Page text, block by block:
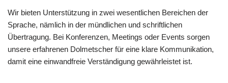
Wir bieten Unterstützung in zwei wesentlichen Bereichen der
Sprache, nämlich in der mündlichen und schriftlichen
Übertragung. Bei Konferenzen, Meetings oder Events sorgen
unsere erfahrenen Dolmetscher für eine klare Kommunikation,
damit eine einwandfreie Verständigung gewährleistet ist.